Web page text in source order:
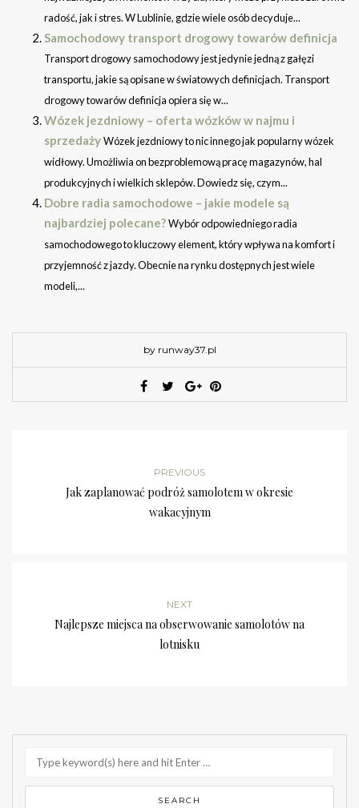
radość, jak i stres. W Lublinie, gdzie wiele osób decyduje...
Samochodowy transport drogowy towarów definicja
Transport drogowy samochodowy jest jedynie jedną z gałęzi
transportu, jakie są opisane w światowych definicjach. Transport
drogowy towarów definicja opiera się w...
Wózek jezdniowy – oferta wózków w najmu i
sprzedażyWózek jezdniowy to nic innego jak popularny wózek
widłowy. Umożliwia on bezproblemową pracę magazynów, hal
produkcyjnych i wielkich sklepów. Dowiedz się, czym...
Dobre radia samochodowe – jakie modele są
najbardziej polecane?Wybór odpowiedniego radia
samochodowego to kluczowy element, który wpływa na komfort i
przyjemność z jazdy. Obecnie na rynku dostępnych jest wiele
modeli,...
by runway37.pl
PREVIOUS
Jak zaplanować podróż samolotem w okresie
wakacyjnym
NEXT
Najlepsze miejsca na obserwowanie samolotów na
lotnisku